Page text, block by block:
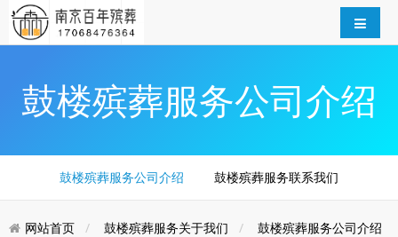
鼓楼殡葬服务公司介绍
鼓楼殡葬服务公司介绍 鼓楼殡葬服务联系我们
网站首页 鼓楼殡葬服务关于我们 鼓楼殡葬服务公司介绍